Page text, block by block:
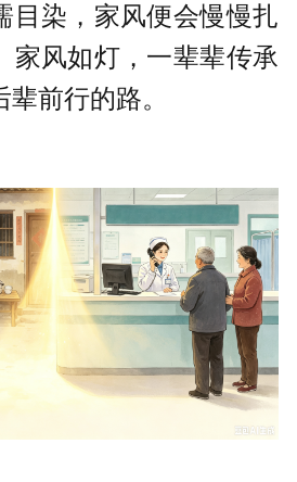
目染，家风便会慢慢扎
家风如灯，一辈辈传承
前行的路。